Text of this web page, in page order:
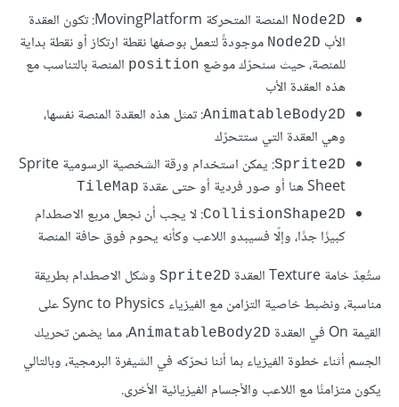
Node2D
المنصة المتحركة MovingPlatform: تكون العقدة
الأب Node2D موجودةً لتعمل بوصفها نقطة ارتكاز أو نقطة بداية
للمنصة، حيث سنحرّك موضع position المنصة بالتناسب مع
هذه العقدة الأب
AnimatableBody2D: تمثل هذه العقدة المنصة نفسها،
وهي العقدة التي ستتحرّك
Sprite2D
: يمكن استخدام ورقة الشخصية الرسومية Sprite
Sheet هنا أو صور فردية أو حتى عقدة
TileMap
CollisionShape2D: لا يجب أن نجعل مربع الاصطدام
كبيرًا جدًا، وإلّا فسيبدو اللاعب وكأنه يحوم فوق حافة المنصة
ستُعِدّ خامة Texture العقدة
Sprite2D وشكل الاصطدام بطريقة
مناسبة، ونضبط خاصية التزامن مع الفيزياء Sync to Physics على
القيمة On في العقدة
AnimatableBody2D، مما يضمن تحريك
الجسم أثناء خطوة الفيزياء بما أننا نحرّكه في الشيفرة البرمجية، وبالتالي
يكون متزامنًا مع اللاعب والأجسام الفيزيائية الأخرى.